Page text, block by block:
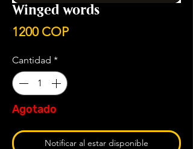
Winged words
1200 COPPrecio
Cantidad *
Agotado
Notificar al estar disponible